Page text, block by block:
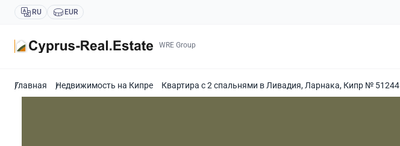
RU EUR
WRE Group
Главная Недвижимость на Кипре Квартира с 2 спальнями в Ливадия, Ларнака, Кипр № 51244